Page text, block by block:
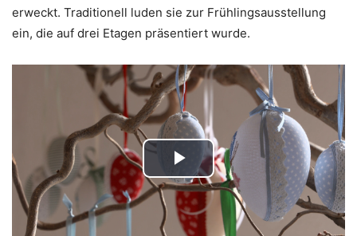
erweckt. Traditionell luden sie zur Frühlingsausstellung
ein, die auf drei Etagen präsentiert wurde.